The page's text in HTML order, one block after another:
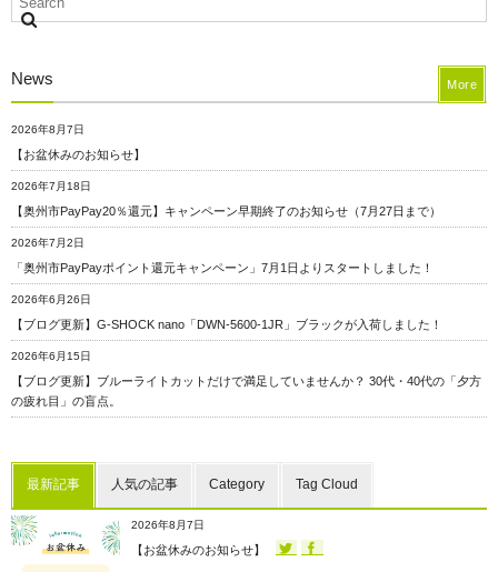
News
2026年8月7日
【お盆休みのお知らせ】
2026年7月18日
【奥州市PayPay20％還元】キャンペーン早期終了のお知らせ（7月27日まで）
2026年7月2日
「奥州市PayPayポイント還元キャンペーン」7月1日よりスタートしました！
2026年6月26日
【ブログ更新】G-SHOCK nano「DWN-5600-1JR」ブラックが入荷しました！
2026年6月15日
【ブログ更新】ブルーライトカットだけで満足していませんか？ 30代・40代の「夕方
の疲れ目」の盲点。
More
最新記事 人気の記事 Category Tag Cloud
2026年8月7日
【お盆休みのお知らせ】